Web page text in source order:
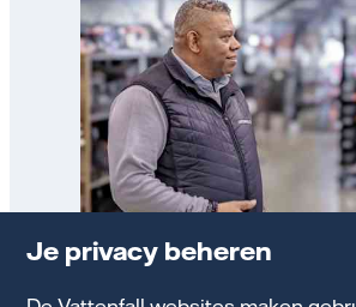
Je privacy beheren
Herqua Sports waardeerde